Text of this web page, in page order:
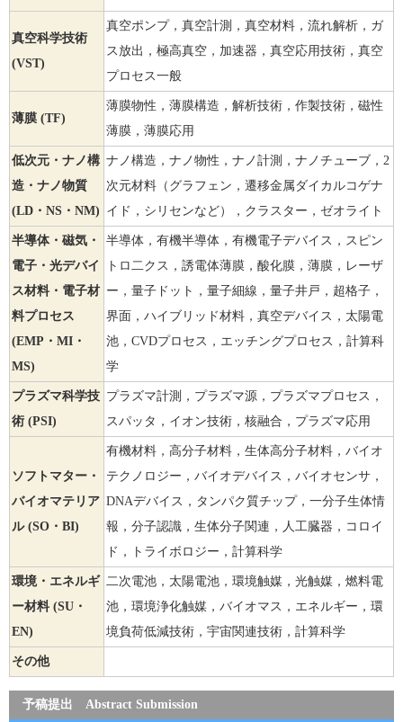
真空科学技術
(VST)
真空ポンプ，真空計測，真空材料，流れ解析，ガ
ス放出，極高真空，加速器，真空応用技術，真空
プロセス一般
薄膜 (TF)
薄膜物性，薄膜構造，解析技術，作製技術，磁性
薄膜，薄膜応用
低次元・ナノ構
造・ナノ物質
(LD・NS・NM)
ナノ構造，ナノ物性，ナノ計測，ナノチューブ，2
次元材料（グラフェン，遷移金属ダイカルコゲナ
イド，シリセンなど），クラスター，ゼオライト
半導体・磁気・
電子・光デバイ
ス材料・電子材
料プロセス
(EMP・MI・
MS)
半導体，有機半導体，有機電子デバイス，スピン
トロ二クス，誘電体薄膜，酸化膜，薄膜，レーザ
ー，量子ドット，量子細線，量子井戸，超格子，
界面，ハイブリッド材料，真空デバイス，太陽電
池，CVDプロセス，エッチングプロセス，計算科
学
プラズマ科学技
術 (PSI)
プラズマ計測，プラズマ源，プラズマプロセス，
スパッタ，イオン技術，核融合，プラズマ応用
ソフトマター・
バイオマテリア
ル (SO・BI)
有機材料，高分子材料，生体高分子材料，バイオ
テクノロジー，バイオデバイス，バイオセンサ，
DNAデバイス，タンパク質チップ，一分子生体情
報，分子認識，生体分子関連，人工臓器，コロイ
ド，トライボロジー，計算科学
環境・エネルギ
ー材料 (SU・
EN)
二次電池，太陽電池，環境触媒，光触媒，燃料電
池，環境浄化触媒，バイオマス，エネルギー，環
境負荷低減技術，宇宙関連技術，計算科学
その他
予稿提出 Abstract Submission